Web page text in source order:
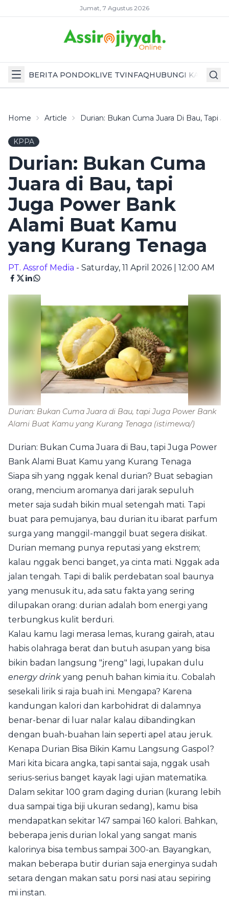
Jumat, 7 Agustus 2026
BERITA PONDOKLIVE TVINFAQHUBUNGI KAMI
Home Article Durian: Bukan Cuma Juara Di Bau, Tapi
KPPA
Durian: Bukan Cuma
Juara di Bau, tapi
Juga Power Bank
Alami Buat Kamu
yang Kurang Tenaga
PT. Assrof Media - Saturday, 11 April 2026 | 12:00 AM
Durian: Bukan Cuma Juara di Bau, tapi Juga Power Bank
Alami Buat Kamu yang Kurang Tenaga (istimewa/)
Durian: Bukan Cuma Juara di Bau, tapi Juga Power
Bank Alami Buat Kamu yang Kurang Tenaga
Siapa sih yang nggak kenal durian? Buat sebagian
orang, mencium aromanya dari jarak sepuluh
meter saja sudah bikin mual setengah mati. Tapi
buat para pemujanya, bau durian itu ibarat parfum
surga yang manggil-manggil buat segera disikat.
Durian memang punya reputasi yang ekstrem;
kalau nggak benci banget, ya cinta mati. Nggak ada
jalan tengah. Tapi di balik perdebatan soal baunya
yang menusuk itu, ada satu fakta yang sering
dilupakan orang: durian adalah bom energi yang
terbungkus kulit berduri.
Kalau kamu lagi merasa lemas, kurang gairah, atau
habis olahraga berat dan butuh asupan yang bisa
bikin badan langsung "jreng" lagi, lupakan dulu
energy drink yang penuh bahan kimia itu. Cobalah
sesekali lirik si raja buah ini. Mengapa? Karena
kandungan kalori dan karbohidrat di dalamnya
benar-benar di luar nalar kalau dibandingkan
dengan buah-buahan lain seperti apel atau jeruk.
Kenapa Durian Bisa Bikin Kamu Langsung Gaspol?
Mari kita bicara angka, tapi santai saja, nggak usah
serius-serius banget kayak lagi ujian matematika.
Dalam sekitar 100 gram daging durian (kurang lebih
dua sampai tiga biji ukuran sedang), kamu bisa
mendapatkan sekitar 147 sampai 160 kalori. Bahkan,
beberapa jenis durian lokal yang sangat manis
kalorinya bisa tembus sampai 300-an. Bayangkan,
makan beberapa butir durian saja energinya sudah
setara dengan makan satu porsi nasi atau sepiring
mi instan.